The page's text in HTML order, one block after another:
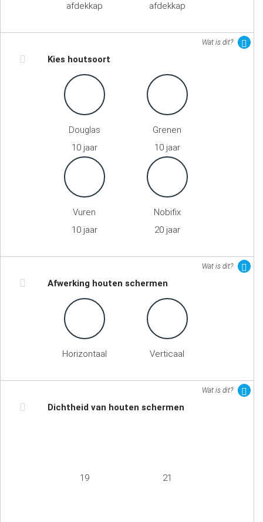
afdekkap
afdekkap
Wat is dit?
Kies houtsoort
Douglas
10 jaar
Grenen
10 jaar
Vuren
10 jaar
Nobifix
20 jaar
Wat is dit?
Afwerking houten schermen
Horizontaal Verticaal
Wat is dit?
Dichtheid van houten schermen
19 21